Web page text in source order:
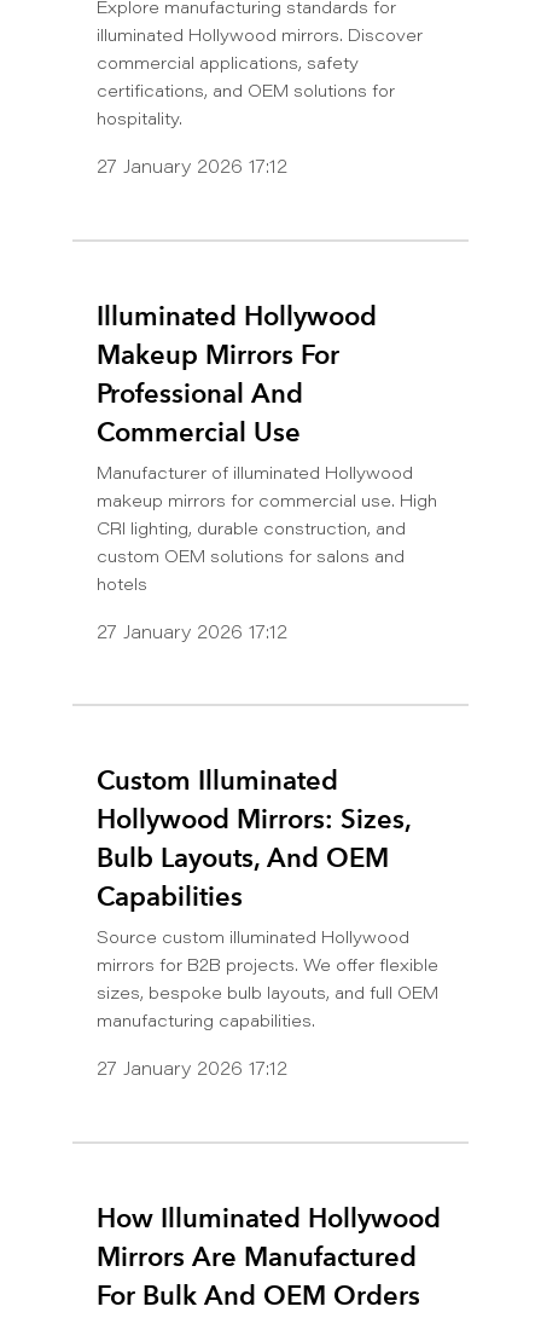
Explore manufacturing standards for
illuminated Hollywood mirrors. Discover
commercial applications, safety
certifications, and OEM solutions for
hospitality.
27 January 2026 17:12
Illuminated Hollywood
Makeup Mirrors For
Professional And
Commercial Use
Manufacturer of illuminated Hollywood
makeup mirrors for commercial use. High
CRI lighting, durable construction, and
custom OEM solutions for salons and
hotels
27 January 2026 17:12
Custom Illuminated
Hollywood Mirrors: Sizes,
Bulb Layouts, And OEM
Capabilities
Source custom illuminated Hollywood
mirrors for B2B projects. We offer flexible
sizes, bespoke bulb layouts, and full OEM
manufacturing capabilities.
27 January 2026 17:12
How Illuminated Hollywood
Mirrors Are Manufactured
For Bulk And OEM Orders